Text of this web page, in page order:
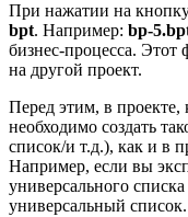
При нажатии на
bpt. Например: bp-
бизнес-процесса. Этот
на другой проект.
Перед этим, в проекте,
необходимо создать
список/и т.д.), как и в
Например, если вы
универсального
универсальный список.